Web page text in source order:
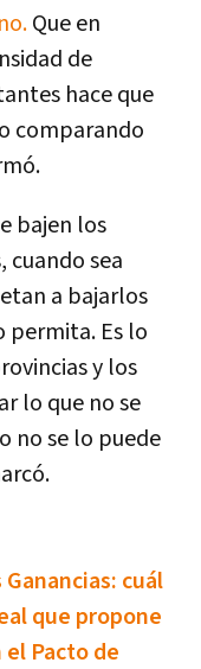
Que en
de
hace que
comparando
bajen los
cuando sea
a bajarlos
permita. Es lo
y los
lo que no se
no se lo puede
cuál
que propone
Pacto de